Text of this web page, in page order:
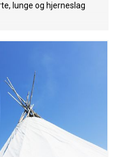
lunge og hjerneslag